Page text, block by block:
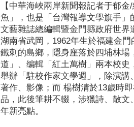
【中華海峽兩岸新聞報記者于郁
魚」，也是「台灣報導文學旗手
文藝雜誌總編輯暨金門縣政府世
湖南省武岡，1962年生於福建金
鐵刺的島鄉，隱身座落於四埔林
道」、编輯「紅土萬樹」兩本校
舉辦「駐校作家文學週」，除演
著作、影像；而 楊樹清於13歲時
品，此後筆耕不輟，涉獵詩、散
年新亮點。